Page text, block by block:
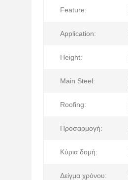
Feature:
Application:
Height:
Main Steel:
Roofing:
Προσαρμογή:
Κύρια δομή:
Δείγμα χρόνου: